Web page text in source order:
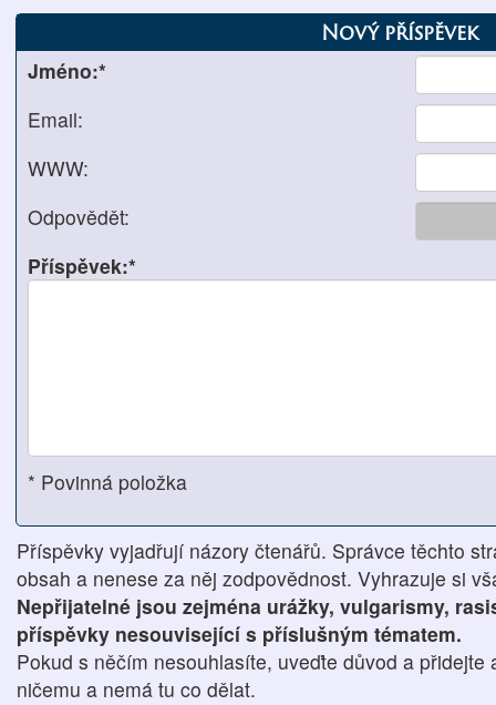
Nový příspěvek
Jméno:*
Email:
WWW:
Odpovědět:
Příspěvek:*
* Povinná položka
Příspěvky vyjadřují názory čtenářů. Správce těchto
obsah a nenese za něj zodpovědnost. Vyhrazuje si
Nepřijatelné jsou zejména urážky, vulgarismy,
příspěvky nesouvisející s příslušným tématem.
Pokud s něčím nesouhlasíte, uveďte důvod a přidejte
ničemu a nemá tu co dělat.